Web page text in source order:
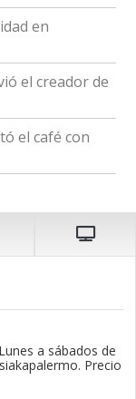
en
el creador de
el café con
a sábados de
Precio